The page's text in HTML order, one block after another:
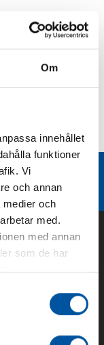
Om
innehållet
funktioner
Vi
och annan
medier och
med.
med annan
som de har